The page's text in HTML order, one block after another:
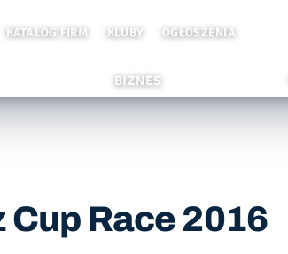
KATALOG FIRM KLUBY OGŁOSZENIA
BIZNES
Race 2016